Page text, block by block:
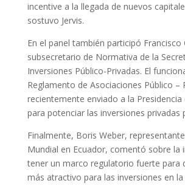
incentive a la llegada de nuevos
sostuvo Jervis.
En el panel también participó Francisco
subsecretario de Normativa de la
Inversiones Público-Privadas. El
Reglamento de Asociaciones Público –
recientemente enviado a la Presidencia
para potenciar las inversiones privadas
Finalmente, Boris Weber,
Mundial en Ecuador, comentó sobre la
tener un marco regulatorio fuerte para
más atractivo para las inversiones en la